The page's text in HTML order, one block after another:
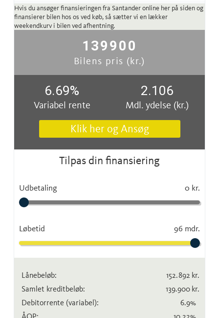
Hvis du ansøger finansieringen fra Santander online her på siden og
finansierer bilen hos os ved køb, så sætter vi en lækker
weekendkurv i bilen ved afhentning.
139900
Bilens pris (kr.)
6.69%
Variabel rente
2.106
Mdl. ydelse (kr.)
Klik her og Ansøg
Tilpas din finansiering
Udbetaling 0 kr.
Løbetid 96 mdr.
Lånebeløb: 152.892 kr.
Samlet kreditbeløb:
139.900 kr.
Debitorrente (variabel): 6.9%